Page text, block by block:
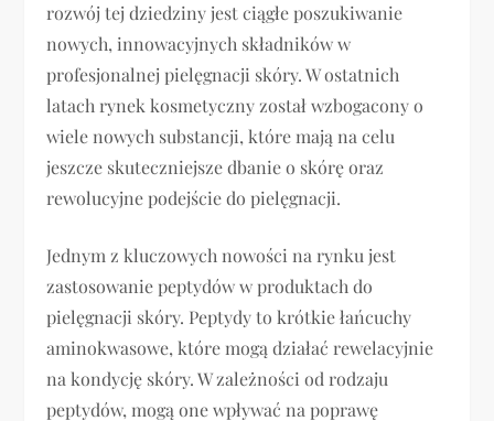
rozwój tej dziedziny jest ciągłe poszukiwanie
nowych, innowacyjnych składników w
profesjonalnej pielęgnacji skóry. W ostatnich
latach rynek kosmetyczny został wzbogacony o
wiele nowych substancji, które mają na celu
jeszcze skuteczniejsze dbanie o skórę oraz
rewolucyjne podejście do pielęgnacji.
Jednym z kluczowych nowości na rynku jest
zastosowanie peptydów w produktach do
pielęgnacji skóry. Peptydy to krótkie łańcuchy
aminokwasowe, które mogą działać rewelacyjnie
na kondycję skóry. W zależności od rodzaju
peptydów, mogą one wpływać na poprawę